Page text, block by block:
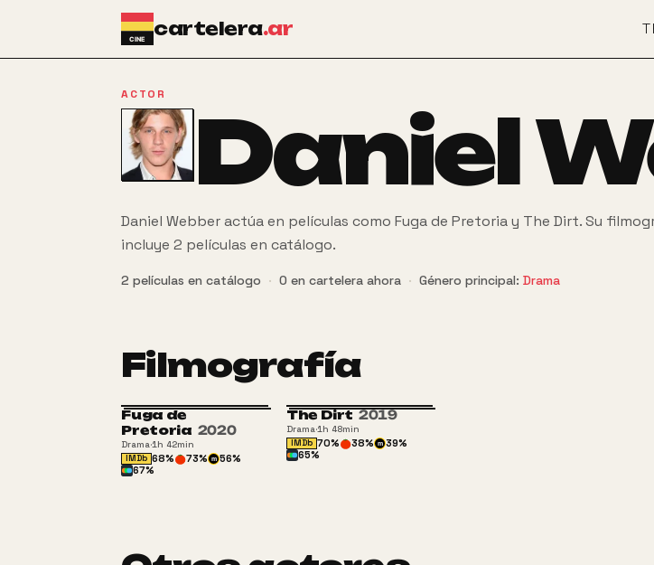
Ir al contenido principal
cartelera.ar
ACTOR
Daniel
Daniel Webber actúa en películas como Fuga de Pretoria y The Dirt. Su
incluye 2 películas en catálogo.
2 películas en catálogo · 0 en cartelera ahora · Género principal:Drama
Filmografía
Fuga de
Pretoria 2020
Drama·1h 42min
IMDb 68% 73% m 56%
67%
The Dirt 2019
Drama·1h 48min
IMDb 70% 38% m 39%
65%